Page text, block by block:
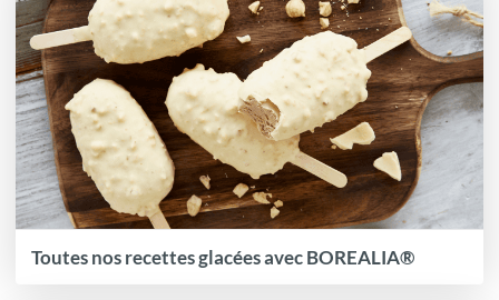
Toutes nos recettes glacées avec BOREALIA®